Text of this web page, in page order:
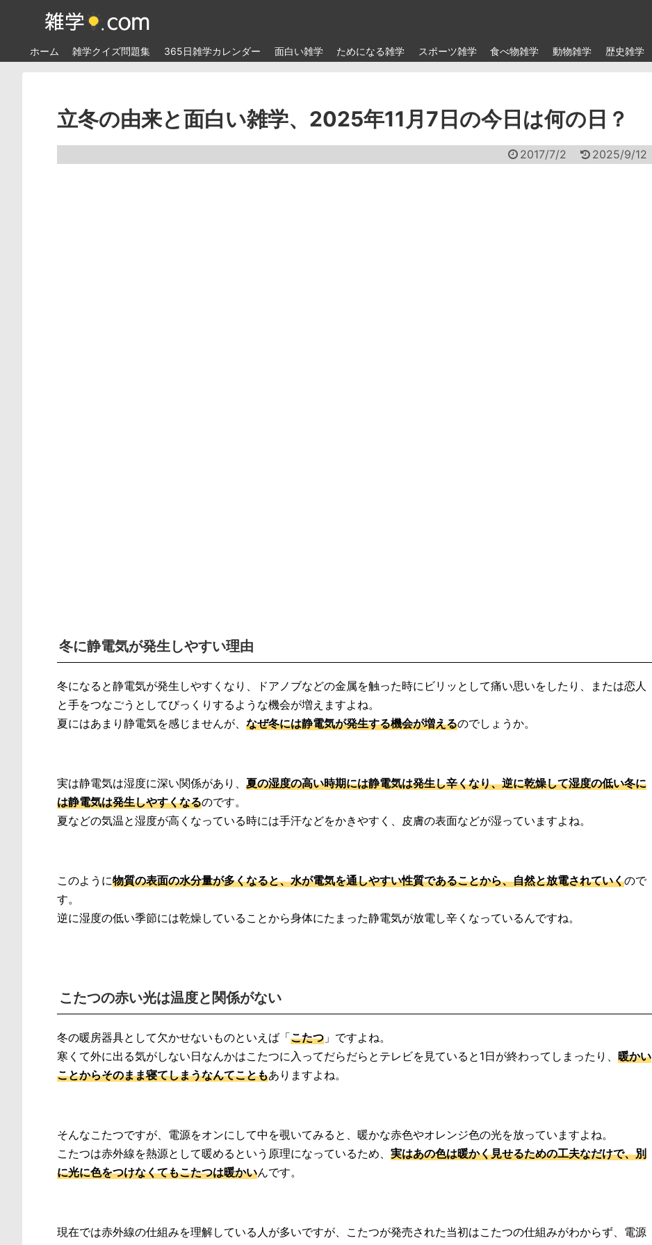
ホーム 雑学クイズ問題集 365日雑学カレンダー 面白い雑学 ためになる雑学 スポーツ雑学 食べ物雑学 動物雑学 歴史雑学
立冬の由来と面白い雑学、2025年11月7日の今日は何の日？
2017/7/2 2025/9/12
冬に静電気が発生しやすい理由
冬になると静電気が発生しやすくなり、ドアノブなどの金属を触った時にビリッとして痛い思いをしたり、または恋人
と手をつなごうとしてびっくりするような機会が増えますよね。
夏にはあまり静電気を感じませんが、 なぜ冬には静電気が発生する機会が増えるのでしょうか。
実は静電気は湿度に深い関係があり、 夏の湿度の高い時期には静電気は発生し辛くなり、逆に乾燥して湿度の低い冬に
は静電気は発生しやすくなるのです。
夏などの気温と湿度が高くなっている時には手汗などをかきやすく、皮膚の表面などが湿っていますよね。
このように物質の表面の水分量が多くなると、水が電気を通しやすい性質であることから、自然と放電されていくので
す。
逆に湿度の低い季節には乾燥していることから身体にたまった静電気が放電し辛くなっているんですね。
こたつの赤い光は温度と関係がない
冬の暖房器具として欠かせないものといえば「こたつ 」ですよね。
寒くて外に出る気がしない日なんかはこたつに入ってだらだらとテレビを見ていると1日が終わってしまったり、 暖かい
ことからそのまま寝てしまうなんてこともありますよね。
そんなこたつですが、電源をオンにして中を覗いてみると、暖かな赤色やオレンジ色の光を放っていますよね。
こたつは赤外線を熱源として暖めるという原理になっているため、 実はあの色は暖かく見せるための工夫なだけで、別
に光に色をつけなくてもこたつは暖かいんです。
現在では赤外線の仕組みを理解している人が多いですが、こたつが発売された当初はこたつの仕組みがわからず、電源